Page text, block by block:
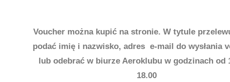
Voucher można kupić na stronie. W tytule
podać imię i nazwisko, adres e-mail do wysłania
lub odebrać w biurze Aeroklubu w godzinach od
18.00